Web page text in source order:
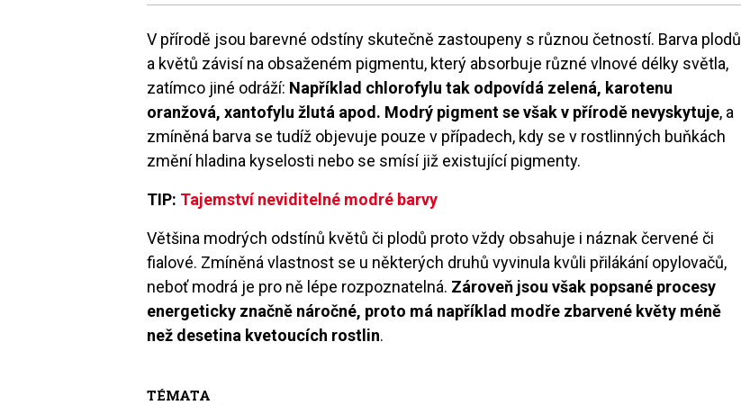
V přírodě jsou barevné odstíny skutečně zastoupeny s různou četností. Barva plodů
a květů závisí na obsaženém pigmentu, který absorbuje různé vlnové délky světla,
zatímco jiné odráží: Například chlorofylu tak odpovídá zelená, karotenu
oranžová, xantofylu žlutá apod. Modrý pigment se však v přírodě nevyskytuje, a
zmíněná barva se tudíž objevuje pouze v případech, kdy se v rostlinných buňkách
změní hladina kyselosti nebo se smísí již existující pigmenty.
TIP: Tajemství neviditelné modré barvy
Většina modrých odstínů květů či plodů proto vždy obsahuje i náznak červené či
fialové. Zmíněná vlastnost se u některých druhů vyvinula kvůli přilákání opylovačů,
neboť modrá je pro ně lépe rozpoznatelná. Zároveň jsou však popsané procesy
energeticky značně náročné, proto má například modře zbarvené květy méně
než desetina kvetoucích rostlin.
TÉMATA